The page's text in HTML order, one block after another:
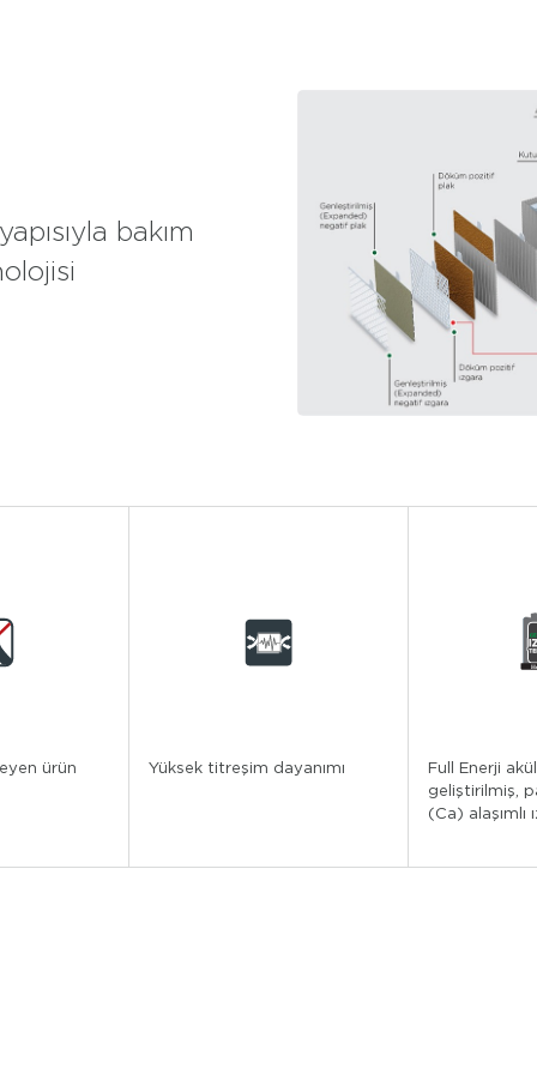
bakım
ürün
Yüksek titreşim dayanımı
Full Enerji
geliştirilmiş,
(Ca) alaşımlı